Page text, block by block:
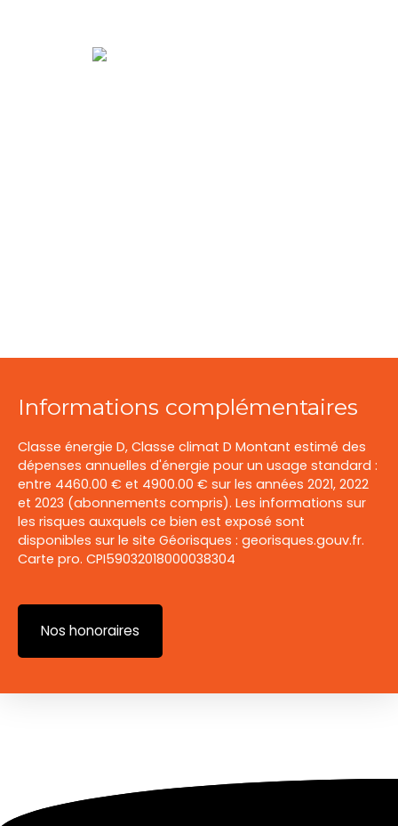
Informations complémentaires
Classe énergie D, Classe climat D Montant estimé des
dépenses annuelles d'énergie pour un usage standard :
entre 4460.00 € et 4900.00 € sur les années 2021, 2022
et 2023 (abonnements compris). Les informations sur
les risques auxquels ce bien est exposé sont
disponibles sur le site Géorisques : georisques.gouv.fr.
Carte pro. CPI59032018000038304
Nos honoraires